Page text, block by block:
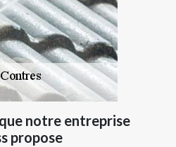
notre entreprise
propose